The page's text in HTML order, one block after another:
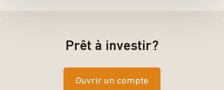
Prêt à investir?
Ouvrir un compte